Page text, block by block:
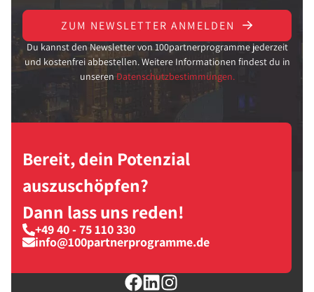
ZUM NEWSLETTER ANMELDEN
Du kannst den Newsletter von 100partnerprogramme jederzeit
und kostenfrei abbestellen. Weitere Informationen findest du in
unseren Datenschutzbestimmungen.
Bereit, dein Potenzial
auszuschöpfen?
Dann lass uns reden!
+49 40 - 75 110 330
info@100partnerprogramme.de